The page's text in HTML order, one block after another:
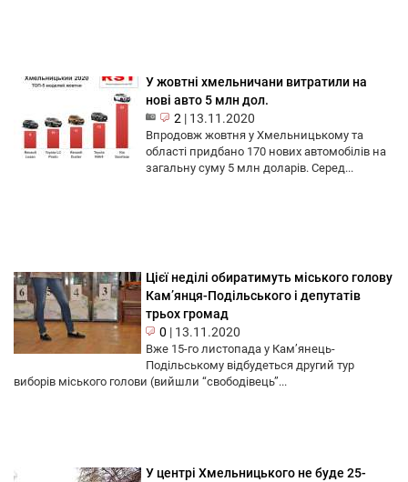
У жовтні хмельничани витратили на
нові авто 5 млн дол.
2 | 13.11.2020
Впродовж жовтня у Хмельницькому та
області придбано 170 нових автомобілів на
загальну суму 5 млн доларів. Серед...
Цієї неділі обиратимуть міського голову
Кам’янця-Подільського і депутатів
трьох громад
0 | 13.11.2020
Вже 15-го листопада у Кам’янець-
Подільському відбудеться другий тур
виборів міського голови (вийшли “свободівець”...
У центрі Хмельницького не буде 25-